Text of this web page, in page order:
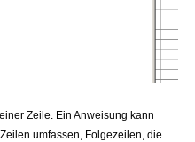
Zeile. Ein Anweisung kann
umfassen, Folgezeilen, die